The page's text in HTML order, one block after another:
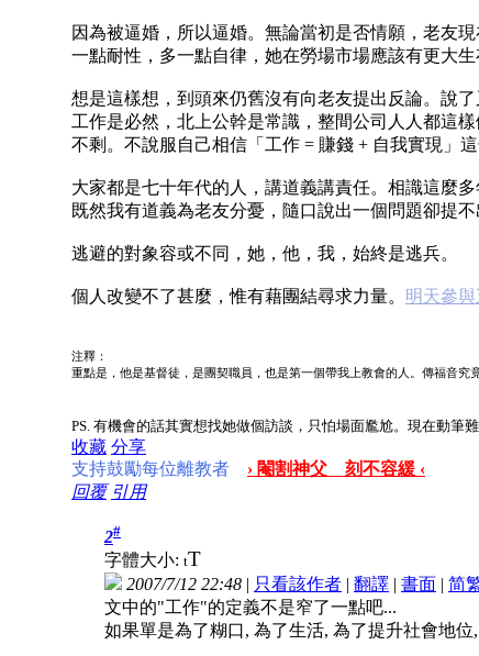
因為被逼婚，所以逼婚。無論當初是否情願，老友
一點耐性，多一點自律，她在勞場市場應該有更大
想是這樣想，到頭來仍舊沒有向老友提出反論。說
工作是必然，北上公幹是常識，整間公司人人都這
不剩。不說服自己相信「工作 = 賺錢 + 自我實現」
大家都是七十年代的人，講道義講責任。相識這麼
既然我有道義為老友分憂，隨口說出一個問題卻提
逃避的對象容或不同，她，他，我，始終是逃兵。
個人改變不了甚麼，惟有藉團結尋求力量。 明天參
注釋：
重點是，他是基督徒，是團契職員，也是第一個帶我上教會的人。傳福音究
PS. 有機會的話其實想找她做個訪談，只怕場面尷尬。現在動筆
收藏 分享
支持鼓勵每位離教者
› 閹割神父 刻不容緩 ‹
回覆 引用
2#
字體大小: tT
2007/7/12 22:48 | 只看該作者 | 翻譯 | 書面 | 简
文中的"工作"的定義不是窄了一點吧...
如果單是為了糊口, 為了生活, 為了提升社會地